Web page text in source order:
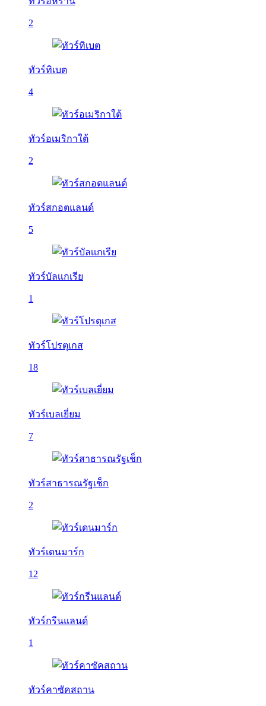
2
ทัวร์ทิเบต
4
ทัวร์อเมริกาใต้
2
ทัวร์สกอตแลนด์
5
ทัวร์บัลเเกเรีย
1
ทัวร์โปรตุเกส
18
ทัวร์เบลเยี่ยม
7
ทัวร์สาธารณรัฐเช็ก
2
ทัวร์เดนมาร์ก
12
ทัวร์กรีนแลนด์
1
ทัวร์คาซัคสถาน